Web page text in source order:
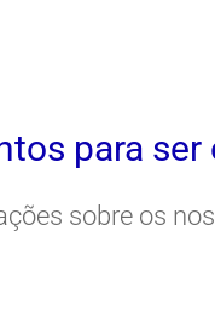
para
sobre os